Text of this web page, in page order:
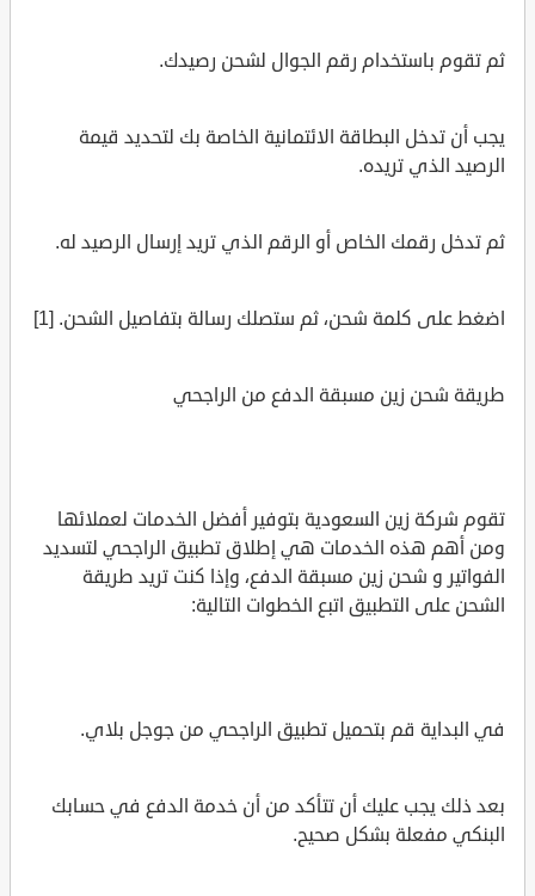
ثم تقوم باستخدام رقم الجوال لشحن رصيدك.
يجب أن تدخل البطاقة الائتمانية الخاصة بك لتحديد قيمة
الرصيد الذي تريده.
ثم تدخل رقمك الخاص أو الرقم الذي تريد إرسال الرصيد له.
اضغط على كلمة شحن، ثم ستصلك رسالة بتفاصيل الشحن. [1]
طريقة شحن زين مسبقة الدفع من الراجحي
تقوم شركة زين السعودية بتوفير أفضل الخدمات لعملائها
ومن أهم هذه الخدمات هي إطلاق تطبيق الراجحي لتسديد
الفواتير و شحن زين مسبقة الدفع، وإذا كنت تريد طريقة
الشحن على التطبيق اتبع الخطوات التالية:
في البداية قم بتحميل تطبيق الراجحي من جوجل بلاي.
بعد ذلك يجب عليك أن تتأكد من أن خدمة الدفع في حسابك
البنكي مفعلة بشكل صحيح.